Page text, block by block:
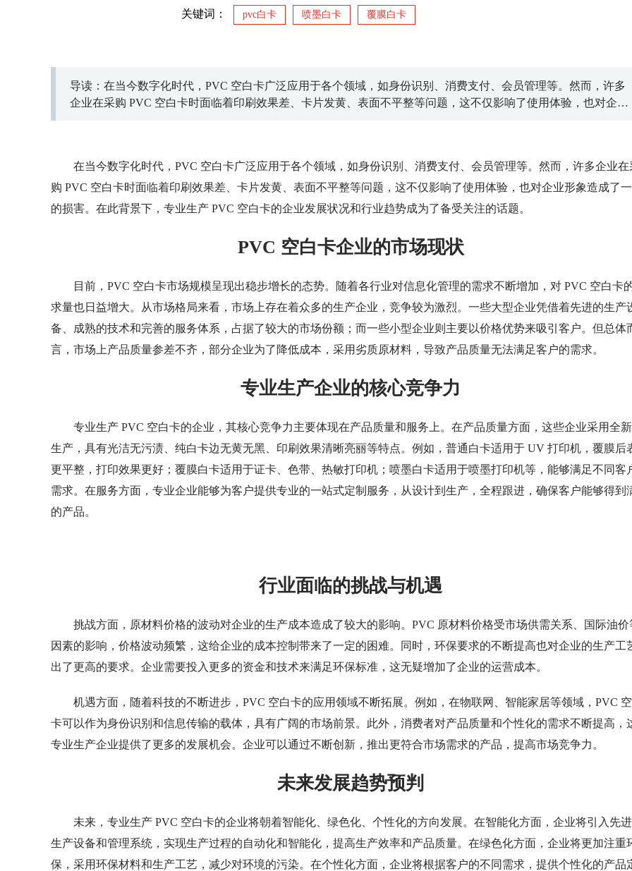
关键词： pvc白卡 喷墨白卡 覆膜白卡
导读：在当今数字化时代，PVC 空白卡广泛应用于各个领域，如身份识别、消费支付、会员管理等。然而，许多
企业在采购 PVC 空白卡时面临着印刷效果差、卡片发黄、表面不平整等问题，这不仅影响了使用体验，也对企业
在当今数字化时代，PVC 空白卡广泛应用于各个领域，如身份识别、消费支付、会员管理等。然而，许多企业在
购 PVC 空白卡时面临着印刷效果差、卡片发黄、表面不平整等问题，这不仅影响了使用体验，也对企业形象造成了
的损害。在此背景下，专业生产 PVC 空白卡的企业发展状况和行业趋势成为了备受关注的话题。
PVC 空白卡企业的市场现状
目前，PVC 空白卡市场规模呈现出稳步增长的态势。随着各行业对信息化管理的需求不断增加，对 PVC 空白卡
求量也日益增大。从市场格局来看，市场上存在着众多的生产企业，竞争较为激烈。一些大型企业凭借着先进的生产
备、成熟的技术和完善的服务体系，占据了较大的市场份额；而一些小型企业则主要以价格优势来吸引客户。但总体
言，市场上产品质量参差不齐，部分企业为了降低成本，采用劣质原材料，导致产品质量无法满足客户的需求。
专业生产企业的核心竞争力
专业生产 PVC 空白卡的企业，其核心竞争力主要体现在产品质量和服务上。在产品质量方面，这些企业采用全
生产，具有光洁无污渍、纯白卡边无黄无黑、印刷效果清晰亮丽等特点。例如，普通白卡适用于 UV 打印机，覆膜后
更平整，打印效果更好；覆膜白卡适用于证卡、色带、热敏打印机；喷墨白卡适用于喷墨打印机等，能够满足不同客
需求。在服务方面，专业企业能够为客户提供专业的一站式定制服务，从设计到生产，全程跟进，确保客户能够得到
的产品。
行业面临的挑战与机遇
挑战方面，原材料价格的波动对企业的生产成本造成了较大的影响。PVC 原材料价格受市场供需关系、国际油价
因素的影响，价格波动频繁，这给企业的成本控制带来了一定的困难。同时，环保要求的不断提高也对企业的生产工
出了更高的要求。企业需要投入更多的资金和技术来满足环保标准，这无疑增加了企业的运营成本。
机遇方面，随着科技的不断进步，PVC 空白卡的应用领域不断拓展。例如，在物联网、智能家居等领域，PVC
卡可以作为身份识别和信息传输的载体，具有广阔的市场前景。此外，消费者对产品质量和个性化的需求不断提高，
专业生产企业提供了更多的发展机会。企业可以通过不断创新，推出更符合市场需求的产品，提高市场竞争力。
未来发展趋势预判
未来，专业生产 PVC 空白卡的企业将朝着智能化、绿色化、个性化的方向发展。在智能化方面，企业将引入先
生产设备和管理系统，实现生产过程的自动化和智能化，提高生产效率和产品质量。在绿色化方面，企业将更加注重
保，采用环保材料和生产工艺，减少对环境的污染。在个性化方面，企业将根据客户的不同需求，提供个性化的产品